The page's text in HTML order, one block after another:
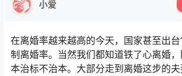
小爱
在离婚率越来越高的今天，国家甚至出台
制离婚率。当然我们都知道铁了心离婚
本治标不治本。大部分走到离婚这步的